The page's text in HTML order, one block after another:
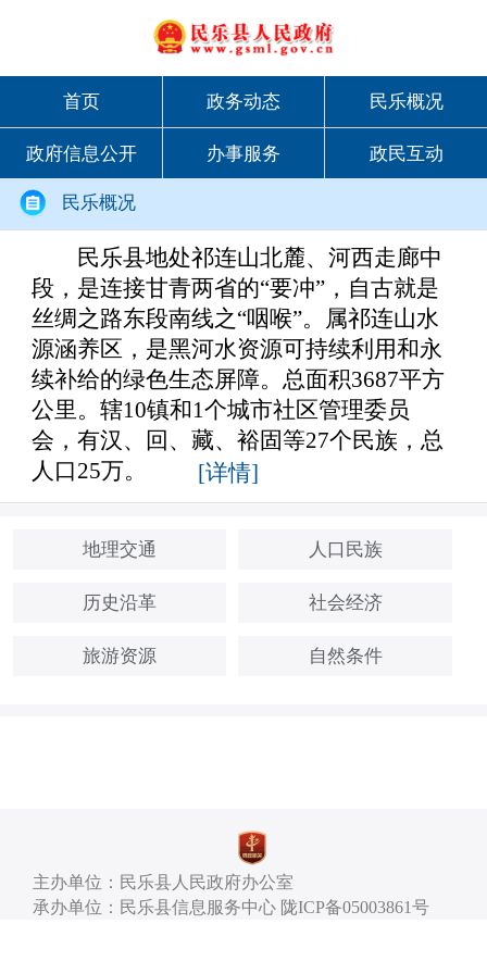
首页 政务动态 民乐概况
政府信息公开 办事服务 政民互动
民乐概况
民乐县地处祁连山北麓、河西走廊中
段，是连接甘青两省的“要冲”，自古就是
丝绸之路东段南线之“咽喉”。属祁连山水
源涵养区，是黑河水资源可持续利用和永
续补给的绿色生态屏障。总面积3687平方
公里。辖10镇和1个城市社区管理委员
会，有汉、回、藏、裕固等27个民族，总
人口25万。
[详情]
地理交通 人口民族
历史沿革 社会经济
旅游资源 自然条件
主办单位：民乐县人民政府办公室
承办单位：民乐县信息服务中心 陇ICP备05003861号